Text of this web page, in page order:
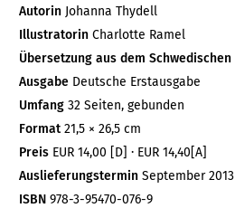
Autorin Johanna Thydell
Illustratorin Charlotte Ramel
Übersetzung aus dem Schwedischen
Ausgabe Deutsche Erstausgabe
Umfang 32 Seiten, gebunden
Format21,5 × 26,5 cm
Preis EUR 14,00 [D] · EUR 14,40[A]
Auslieferungstermin September 2013
ISBN 978-3-95470-076-9